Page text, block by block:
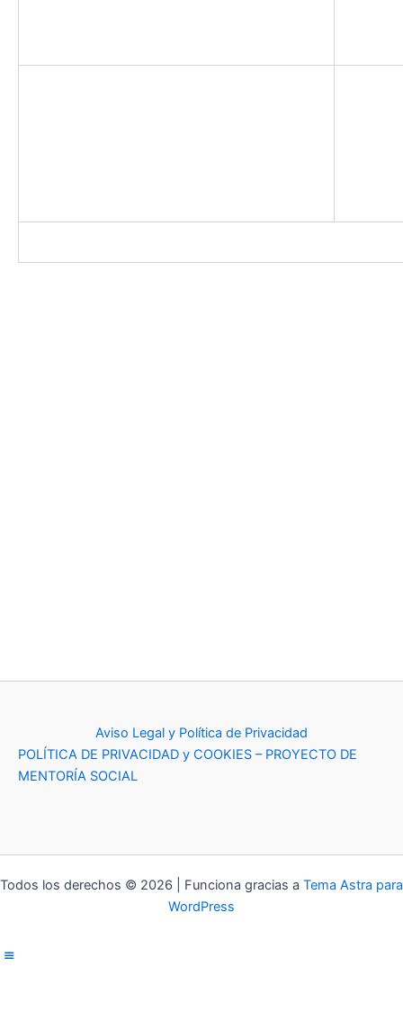
Aviso Legal y Política de Privacidad
POLÍTICA DE PRIVACIDAD y COOKIES – PROYECTO DE
MENTORÍA SOCIAL
Todos los derechos © 2026 | Funciona gracias a Tema Astra para
WordPress